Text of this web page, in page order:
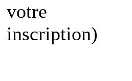
votre
inscription)